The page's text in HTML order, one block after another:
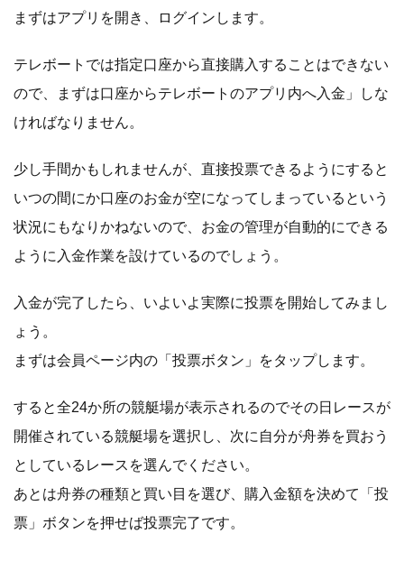
まずはアプリを開き、ログインします。
テレボートでは指定口座から直接購入することはできない
ので、まずは口座からテレボートのアプリ内へ入金」しな
ければなりません。
少し手間かもしれませんが、直接投票できるようにすると
いつの間にか口座のお金が空になってしまっているという
状況にもなりかねないので、お金の管理が自動的にできる
ように入金作業を設けているのでしょう。
入金が完了したら、いよいよ実際に投票を開始してみまし
ょう。
まずは会員ページ内の「投票ボタン」をタップします。
すると全24か所の競艇場が表示されるのでその日レースが
開催されている競艇場を選択し、次に自分が舟券を買おう
としているレースを選んでください。
あとは舟券の種類と買い目を選び、購入金額を決めて「投
票」ボタンを押せば投票完了です。